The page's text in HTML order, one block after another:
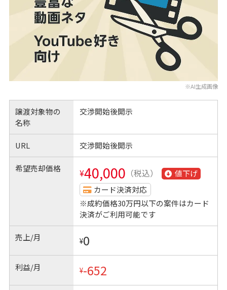
※AI生成画像
譲渡対象物の
名称
交渉開始後開示
URL 交渉開始後開示
希望売却価格 ¥40,000 （税込）
値下げ
カード決済対応
※成約価格30万円以下の案件はカード
決済がご利用可能です
売上/月 ¥0
利益/月 ¥-652